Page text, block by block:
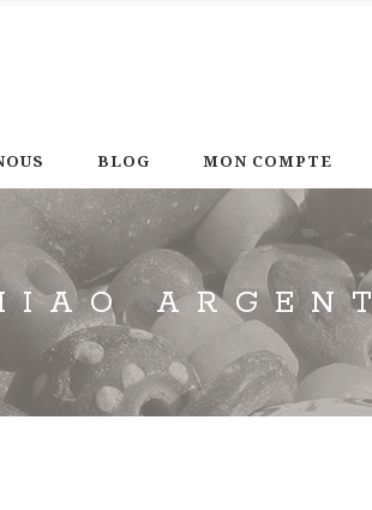
BLOG MON COMPTE
ARGENT